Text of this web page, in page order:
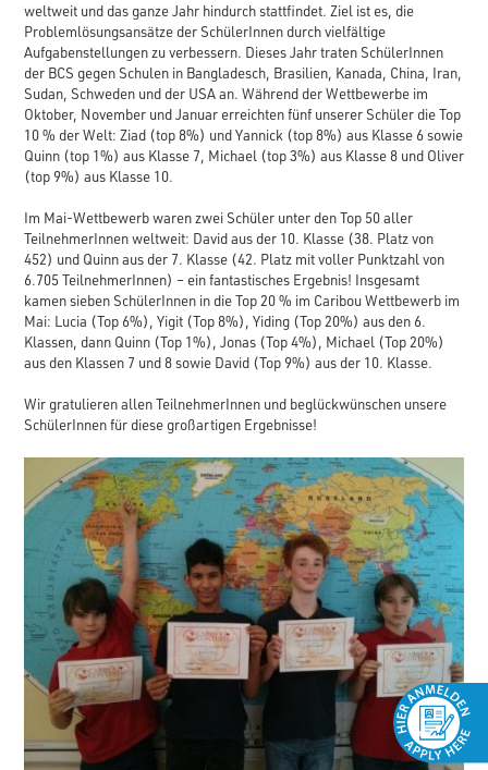
weltweit und das ganze Jahr hindurch stattfindet. Ziel ist es, die
Problemlösungsansätze der SchülerInnen durch vielfältige
Aufgabenstellungen zu verbessern. Dieses Jahr traten SchülerInnen
der BCS gegen Schulen in Bangladesch, Brasilien, Kanada, China, Iran,
Sudan, Schweden und der USA an. Während der Wettbewerbe im
Oktober, November und Januar erreichten fünf unserer Schüler die Top
10 % der Welt: Ziad (top 8%) und Yannick (top 8%) aus Klasse 6 sowie
Quinn (top 1%) aus Klasse 7, Michael (top 3%) aus Klasse 8 und Oliver
(top 9%) aus Klasse 10.
Im Mai-Wettbewerb waren zwei Schüler unter den Top 50 aller
TeilnehmerInnen weltweit: David aus der 10. Klasse (38. Platz von
452) und Quinn aus der 7. Klasse (42. Platz mit voller Punktzahl von
6.705 TeilnehmerInnen) – ein fantastisches Ergebnis! Insgesamt
kamen sieben SchülerInnen in die Top 20 % im Caribou Wettbewerb im
Mai: Lucia (Top 6%), Yigit (Top 8%), Yiding (Top 20%) aus den 6.
Klassen, dann Quinn (Top 1%), Jonas (Top 4%), Michael (Top 20%)
aus den Klassen 7 und 8 sowie David (Top 9%) aus der 10. Klasse.
Wir gratulieren allen TeilnehmerInnen und beglückwünschen unsere
SchülerInnen für diese großartigen Ergebnisse!